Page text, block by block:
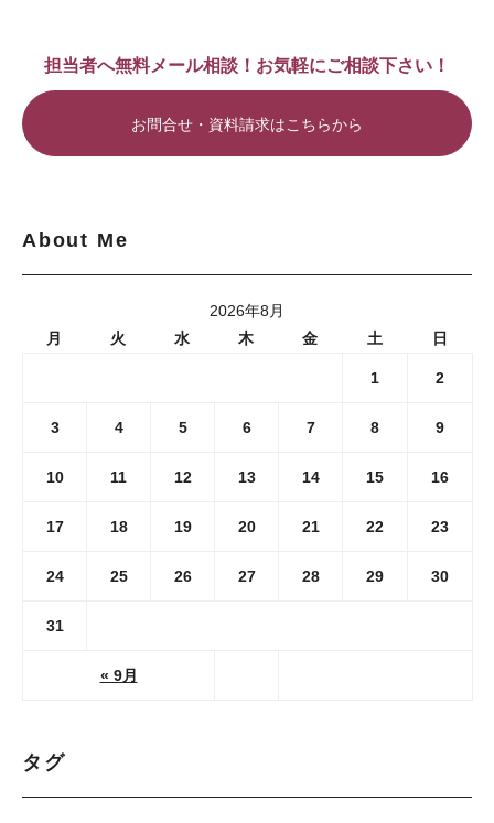
担当者へ無料メール相談！お気軽にご相談下さい！
お問合せ・資料請求はこちらから
About Me
2026年8月
月
火 水 木 金 土 日
« 9月
1 2
3 4 5 6 7 8 9
10 11 12 13 14 15 16
17 18 19 20 21 22 23
24 25 26 27 28 29 30
31
タグ